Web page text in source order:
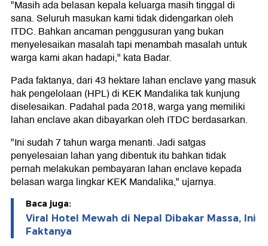
"Masih ada belasan kepala keluarga masih tinggal di
sana. Seluruh masukan kami tidak didengarkan oleh
ITDC. Bahkan ancaman penggusuran yang bukan
menyelesaikan masalah tapi menambah masalah untuk
warga kami akan hadapi," kata Badar.
Pada faktanya, dari 43 hektare lahan enclave yang masuk
hak pengelolaan (HPL) di KEK Mandalika tak kunjung
diselesaikan. Padahal pada 2018, warga yang memiliki
lahan enclave akan dibayarkan oleh ITDC berdasarkan.
"Ini sudah 7 tahun warga menanti. Jadi satgas
penyelesaian lahan yang dibentuk itu bahkan tidak
pernah melakukan pembayaran lahan enclave kepada
belasan warga lingkar KEK Mandalika," ujarnya.
Baca juga:
Viral Hotel Mewah di Nepal Dibakar Massa, Ini
Faktanya